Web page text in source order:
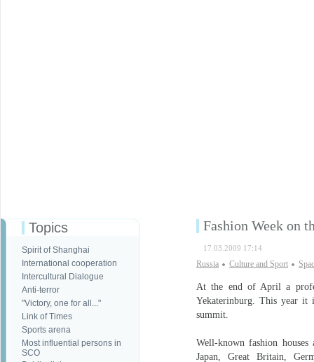
Topics
Spirit of Shanghai
International cooperation
Intercultural Dialogue
Anti-terror
"Victory, one for all..."
Link of Times
Sports arena
Most influential persons in
SCO
Fashion Week on
17.03.2009 17:14
Russia Culture and Sport
At the end of April a
Yekaterinburg. This year it
summit.
Well-known fashion
Japan, Great Britain,